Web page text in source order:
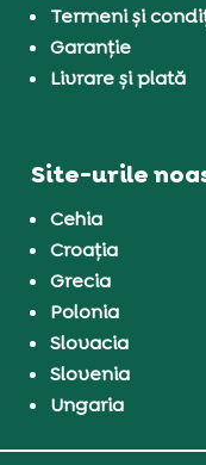
Termeni și
Garanție
Livrare și plată
Site-urile
Cehia
Croația
Grecia
Polonia
Slovacia
Slovenia
Ungaria